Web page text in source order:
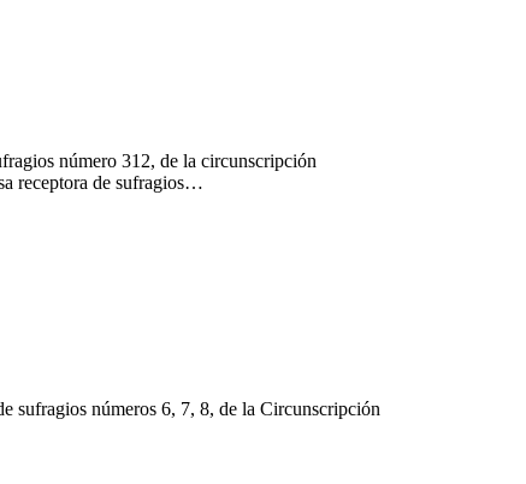
número 312, de la circunscripción
receptora de sufragios…
sufragios números 6, 7, 8, de la Circunscripción